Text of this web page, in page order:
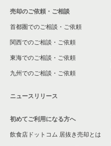
売却のご依頼・ご相談
首都圏でのご相談・ご依頼
関西でのご相談・ご依頼
東海でのご相談・ご依頼
九州でのご相談・ご依頼
ニュースリリース
初めてご利用になる方へ
飲食店ドットコム 居抜き売却とは